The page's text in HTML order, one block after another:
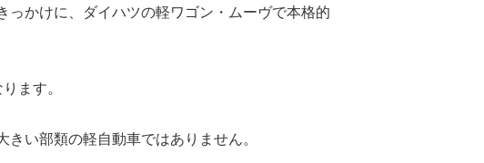
かけに、ダイハツの軽ワゴン・ムーヴで本格的
ます。
い部類の軽自動車ではありません。